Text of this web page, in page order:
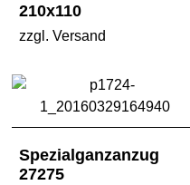
210x110
zzgl. Versand
Spezialganzanzug
27275